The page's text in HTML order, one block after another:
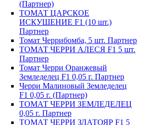
(Партнер)
ТОМАТ ЦАРСКОЕ
ИСКУШЕНИЕ F1 (10 шт.)
Партнер
Томат Черрибомба, 5 шт. Партнер
ТОМАТ ЧЕРРИ АЛЕСЯ F1 5 шт.
Партнер
Томат Черри Оранжевый
Земледелец F1 0,05 г. Партнер
Черри Малиновый Земледелец
F1 0,05 г. (Партнер)
ТОМАТ ЧЕРРИ ЗЕМЛЕДЕЛЕЦ
0,05 г. Партнер
ТОМАТ ЧЕРРИ ЗЛАТОЯР F1 5